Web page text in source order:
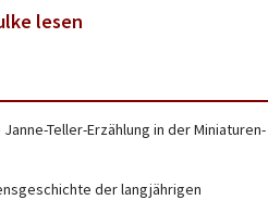
lesen
Teller-Erzählung in der Miniaturen-
der langjährigen